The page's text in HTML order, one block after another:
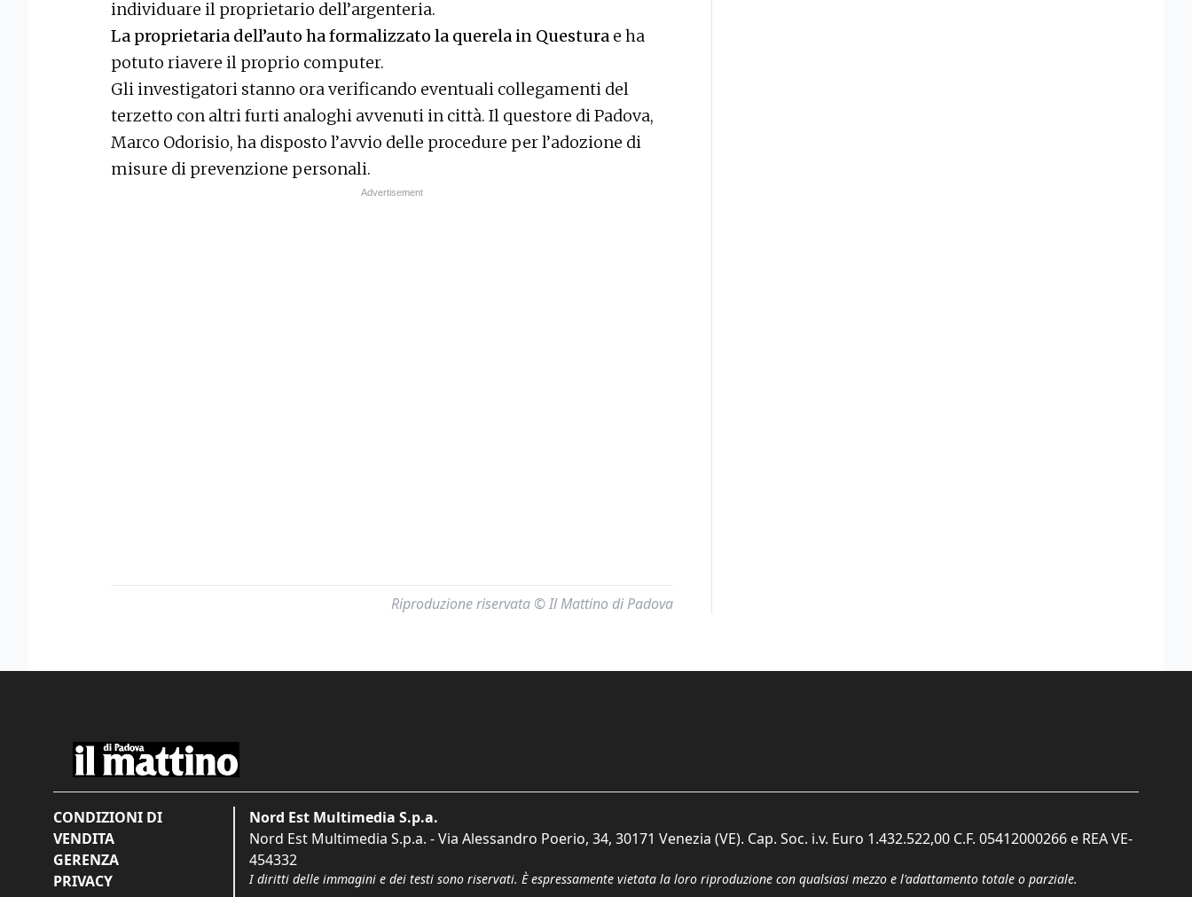
individuare il proprietario dell’argenteria.
La proprietaria dell’auto ha formalizzato la querela in Questura e ha
potuto riavere il proprio computer.
Gli investigatori stanno ora verificando eventuali collegamenti del
terzetto con altri furti analoghi avvenuti in città. Il questore di Padova,
Marco Odorisio, ha disposto l’avvio delle procedure per l’adozione di
misure di prevenzione personali.
Riproduzione riservata © Il Mattino di Padova
CONDIZIONI DI
VENDITA
GERENZA
PRIVACY
Nord Est Multimedia S.p.a.
Nord Est Multimedia S.p.a. - Via Alessandro Poerio, 34, 30171 Venezia (VE). Cap. Soc. i.v. Euro 1.432.522,00 C.F. 05412000266 e REA VE-
454332
I diritti delle immagini e dei testi sono riservati. È espressamente vietata la loro riproduzione con qualsiasi mezzo e l'adattamento totale o parziale.